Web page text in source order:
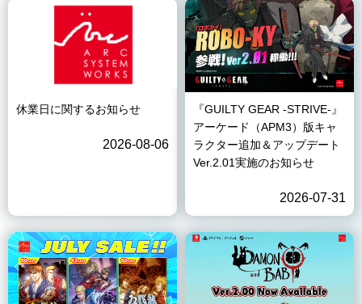
休業日に関するお知らせ
2026-08-06
『GUILTY GEAR -STRIVE-』
アーケード（APM3）版キャ
ラクター追加＆アップデート
Ver.2.01実施のお知らせ
2026-07-31